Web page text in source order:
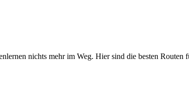
nichts mehr im Weg. Hier sind die besten Routen